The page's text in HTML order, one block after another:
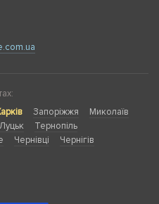
Запоріжжя
Миколаїв
Луцьк
Тернопіль
Чернівці
Чернігів